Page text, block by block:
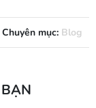
Chuyên mục: Blog